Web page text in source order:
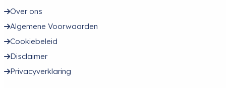
Over ons
Algemene Voorwaarden
Cookiebeleid
Disclaimer
Privacyverklaring